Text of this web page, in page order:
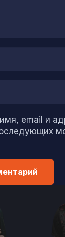
email и